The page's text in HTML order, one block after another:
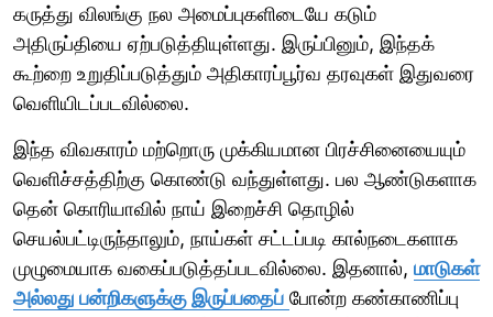
கருத்து விலங்கு நல அமைப்புகளிடையே கடும்
அதிருப்தியை ஏற்படுத்தியுள்ளது. இருப்பினும், இந்தக்
கூற்றை உறுதிப்படுத்தும் அதிகாரப்பூர்வ தரவுகள் இதுவரை
வெளியிடப்படவில்லை.
இந்த விவகாரம் மற்றொரு முக்கியமான பிரச்சினையையும்
வெளிச்சத்திற்கு கொண்டு வந்துள்ளது. பல ஆண்டுகளாக
தென் கொரியாவில் நாய் இறைச்சி தொழில்
செயல்பட்டிருந்தாலும், நாய்கள் சட்டப்படி கால்நடைகளாக
முழுமையாக வகைப்படுத்தப்படவில்லை. இதனால், மாடுகள்
அல்லது பன்றிகளுக்கு இருப்பதைப் போன்ற கண்காணிப்பு